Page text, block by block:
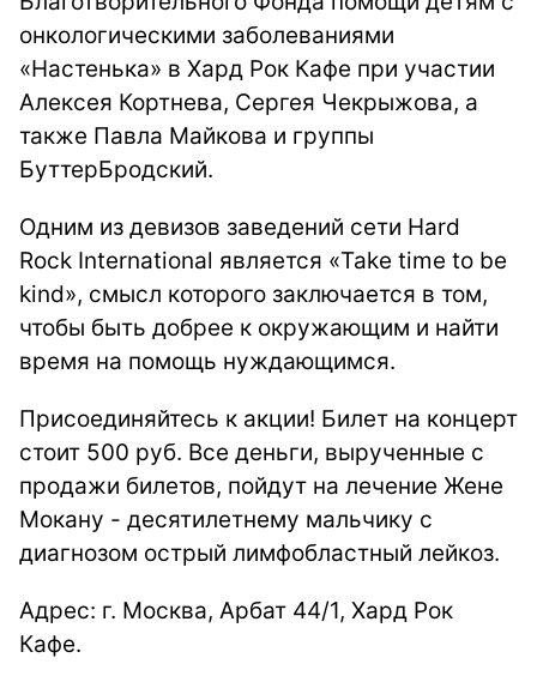
онкологическими заболеваниями
«Настенька» в Хард Рок Кафе при участии
Алексея Кортнева, Сергея Чекрыжова, а
также Павла Майкова и группы
БуттерБродский.
Одним из девизов заведений сети Hard
Rock International является «Take time to be
kind», смысл которого заключается в том,
чтобы быть добрее к окружающим и найти
время на помощь нуждающимся.
Присоединяйтесь к акции! Билет на концерт
стоит 500 руб. Все деньги, вырученные с
продажи билетов, пойдут на лечение Жене
Мокану - десятилетнему мальчику с
диагнозом острый лимфобластный лейкоз.
Адрес: г. Москва, Арбат 44/1, Хард Рок
Кафе.